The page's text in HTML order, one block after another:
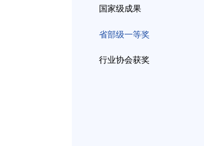
国家级成果
省部级一等奖
行业协会获奖